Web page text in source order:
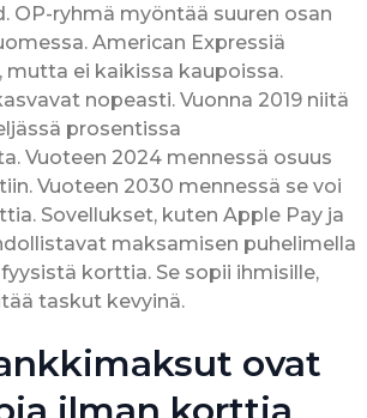
OP-ryhmä myöntää suuren osan
American Expressiä
mutta ei kaikissa kaupoissa.
nopeasti. Vuonna 2019 niitä
prosentissa
Vuoteen 2024 mennessä osuus
Vuoteen 2030 mennessä se voi
Sovellukset, kuten Apple Pay ja
maksamisen puhelimella
korttia. Se sopii ihmisille,
taskut kevyinä.
ovat